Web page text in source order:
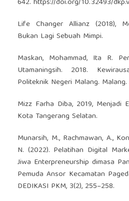
Life Changer Allianz (2018),
Bukan Lagi Sebuah Mimpi.
Maskan, Mohammad, Ita R.
Utamaningsih. 2018.
Politeknik Negeri Malang. Malang.
Mizz Farha Diba, 2019, Menjadi
Kota Tangerang Selatan.
Munarsih, M., Rachmawan, A.,
N. (2022). Pelatihan Digital
Jiwa Enterpreneurship dimasa
Pemuda Ansor Kecamatan
DEDIKASI PKM, 3(2), 255–258.